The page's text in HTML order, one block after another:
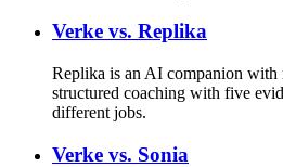
Verke vs. Replika
Replika is an AI companion with
structured coaching with five
different jobs.
Verke vs. Sonia